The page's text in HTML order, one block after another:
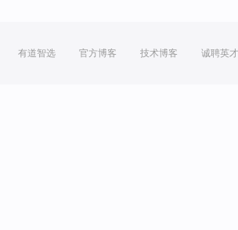
有道智选 官方博客 技术博客 诚聘英才